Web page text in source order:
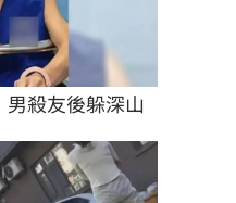
殺友後躲深山